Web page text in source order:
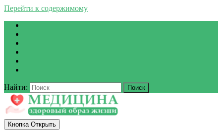
Перейти к содержимому
Найти:
Кнопка Открыть